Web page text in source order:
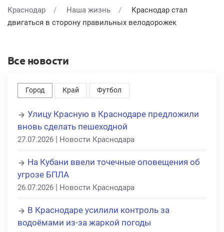
Краснодар Наша жизнь
Краснодар стал
двигаться в сторону правильных велодорожек
Все новости
Город Край Футбол
Улицу Красную в Краснодаре предложили
вновь сделать пешеходной
27.07.2026 | Новости Краснодара
На Кубани ввели точечные оповещения об
угрозе БПЛА
26.07.2026 | Новости Краснодара
В Краснодаре усилили контроль за
водоёмами из-за жаркой погоды